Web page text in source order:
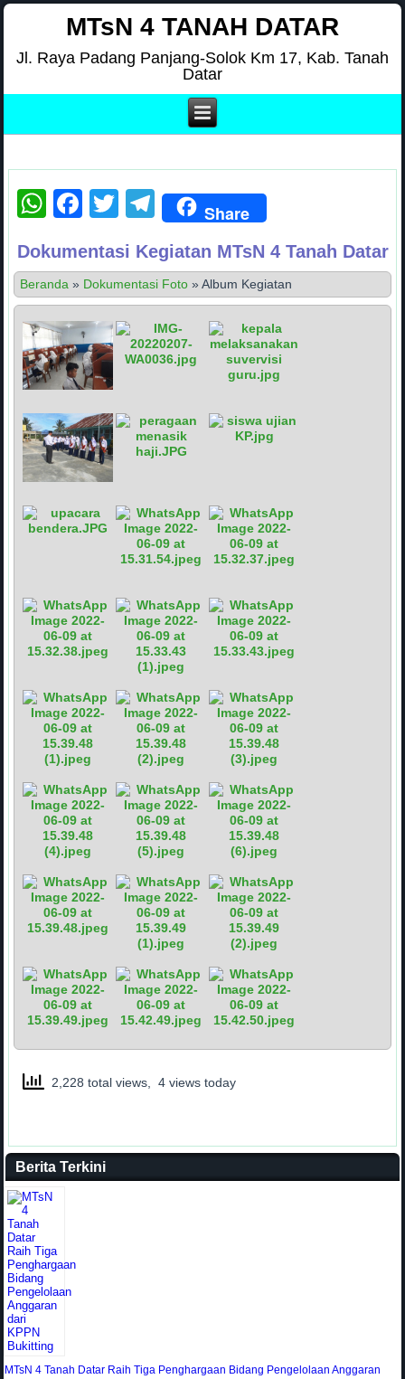
MTsN 4 TANAH DATAR
Jl. Raya Padang Panjang-Solok Km 17, Kab. Tanah
Datar
WhatsApp
Facebook
Twitter
Telegram
Share
Dokumentasi Kegiatan MTsN 4 Tanah Datar
Beranda » Dokumentasi Foto »Album Kegiatan
2,228 total views, 4 views today
Berita Terkini
MTsN 4 Tanah Datar Raih Tiga Penghargaan Bidang Pengelolaan Anggaran